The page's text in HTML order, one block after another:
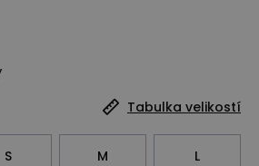
Tabulka velikostí
S M L